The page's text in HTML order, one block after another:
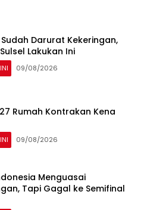
Darurat Kekeringan,
Lakukan Ini
09/08/2026
Rumah Kontrakan Kena
09/08/2026
Menguasai
Tapi Gagal ke Semifinal